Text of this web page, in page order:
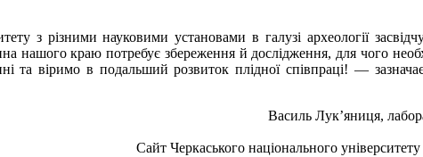
з різними науковими установами в галузі археології
нашого краю потребує збереження й дослідження, для чого
та віримо в подальший розвиток плідної співпраці! —
Василь Лук’яниця,
Сайт Черкаського національного